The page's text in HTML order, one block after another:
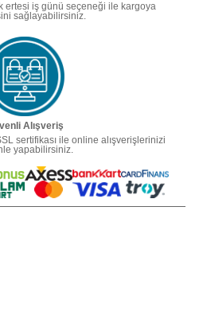
ertesi iş günü seçeneği ile kargoya
sağlayabilirsiniz.
Alışveriş
sertifikası ile online alışverişlerinizi
yapabilirsiniz.